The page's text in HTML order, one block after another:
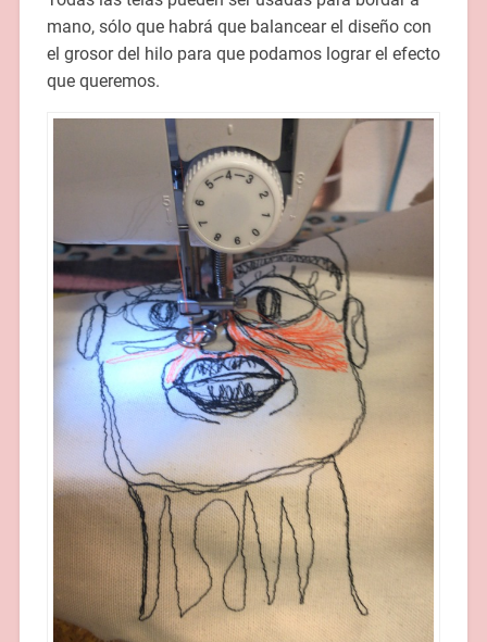
mano, sólo que habrá que balancear el diseño con
el grosor del hilo para que podamos lograr el efecto
que queremos.